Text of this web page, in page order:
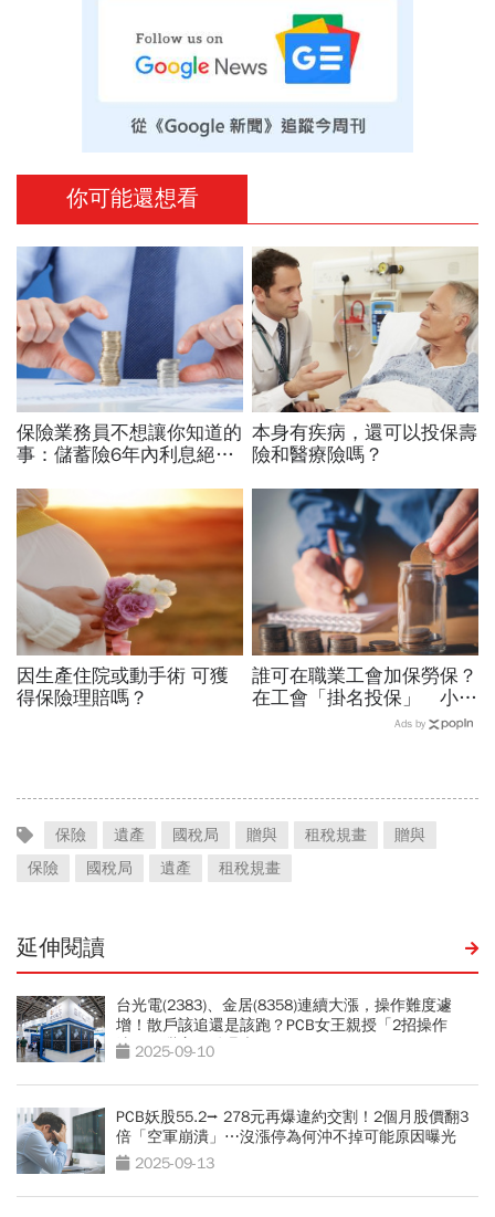
你可能還想看
保險業務員不想讓你知道的
事：儲蓄險6年內利息絕對
本身有疾病，還可以投保壽
險和醫療險嗎？
因生產住院或動手術 可獲
得保險理賠嗎？
誰可在職業工會加保勞保？
在工會「掛名投保」 小心
Ads by
保險 遺產 國稅局 贈與 租稅規畫
贈與
保險
國稅局 遺產 租稅規畫
延伸閱讀
台光電(2383)、金居(8358)連續大漲，操作難度遽
增！散戶該追還是該跑？PCB女王親授「2招操作
法」：甜蜜買點曝光
2025-09-10
PCB妖股55.2⭢ 278元再爆違約交割！2個月股價翻3
倍「空軍崩潰」⋯沒漲停為何沖不掉可能原因曝光
2025-09-13